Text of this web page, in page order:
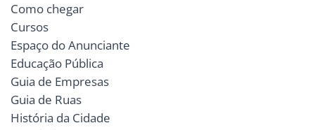
Como chegar
Cursos
Espaço do Anunciante
Educação Pública
Guia de Empresas
Guia de Ruas
História da Cidade